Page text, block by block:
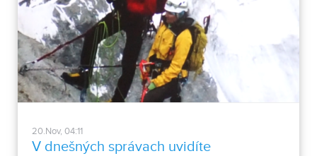
20.Nov, 04:11
V dnešných správach uvidíte